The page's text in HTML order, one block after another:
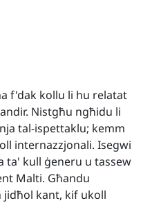
f'dak kollu li hu relatat
Nistgħu ngħidu li
tal-ispettaklu; kemm
internazzjonali. Isegwi
ta' kull ġeneru u tassew
Malti. Għandu
jidħol kant, kif ukoll